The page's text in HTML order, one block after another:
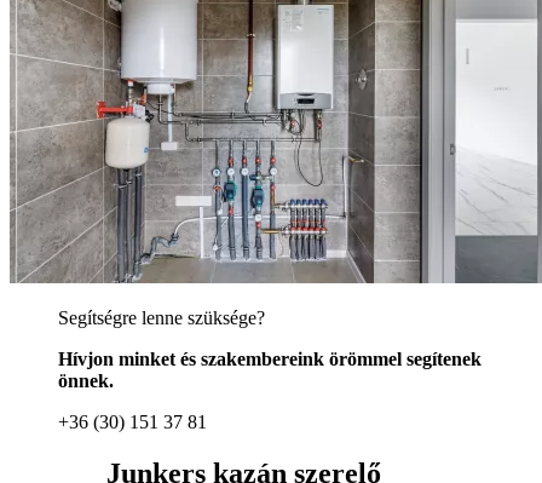
Segítségre lenne szüksége?
Hívjon minket és szakembereink örömmel segítenek
önnek.
+36 (30) 151 37 81
Junkers kazán szerelő